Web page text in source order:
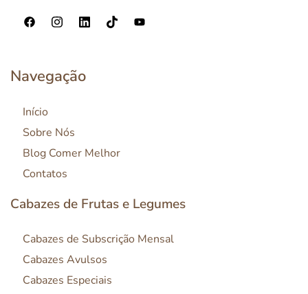
Navegação
Início
Sobre Nós
Blog Comer Melhor
Contatos
Cabazes de Frutas e Legumes
Cabazes de Subscrição Mensal
Cabazes Avulsos
Cabazes Especiais